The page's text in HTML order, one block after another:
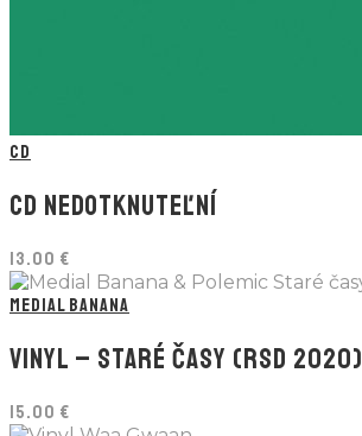
CD
CD NEDOTKNUTEĽNÍ
13.00 €
MEDIAL BANANA
VINYL – STARÉ ČASY (RSD 2020)
15.00 €